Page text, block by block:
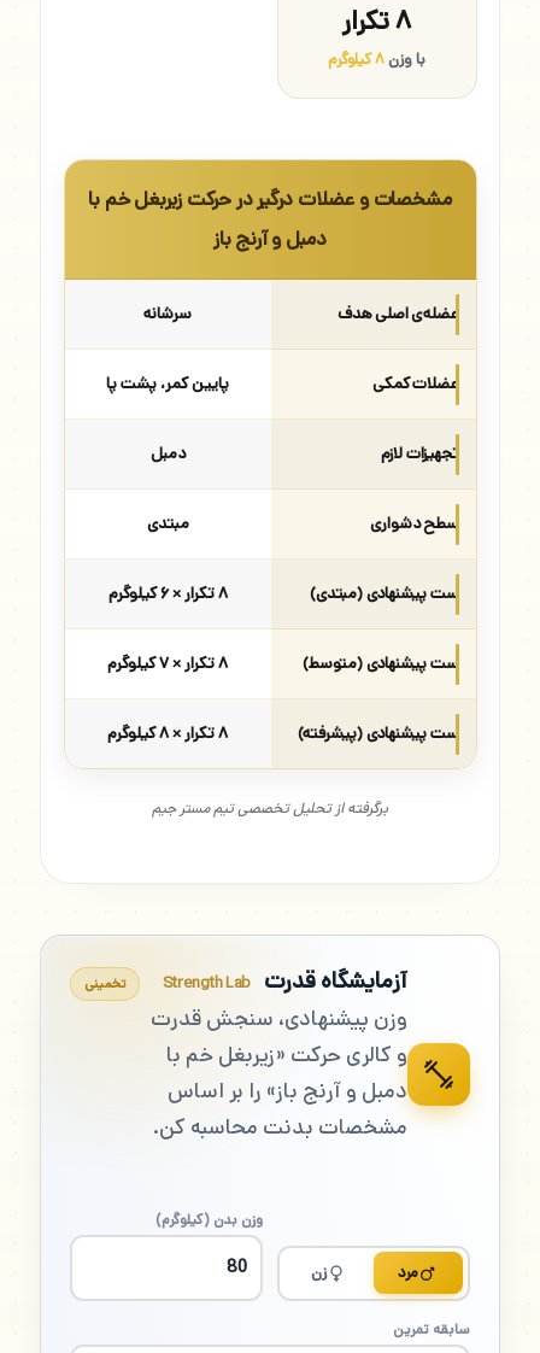
۸ تکرار
با وزن۸ کیلوگرم
مشخصات و عضلات درگیر در حرکت زیربغل خم با
دمبل و آرنج باز
عضله‌ی اصلی هدف سرشانه
عضلات کمکی پایین کمر، پشت پا
تجهیزات لازم دمبل
سطح دشواری مبتدی
ست پیشنهادی (مبتدی) ۸ تکرار × ۶ کیلوگرم
ست پیشنهادی (متوسط) ۸ تکرار × ۷ کیلوگرم
ست پیشنهادی (پیشرفته) ۸ تکرار × ۸ کیلوگرم
برگرفته از تحلیل تخصصی تیم مستر جیم
آزمایشگاه قدرت Strength Lab
وزن پیشنهادی، سنجش قدرت
و کالری حرکت «زیربغل خم با
دمبل و آرنج باز» را بر اساس
مشخصات بدنت محاسبه کن.
تخمینی
مرد زن
وزن بدن (کیلوگرم)
سابقه تمرین